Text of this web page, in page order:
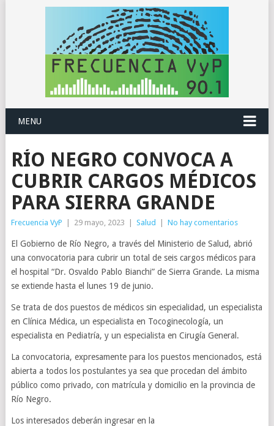
MENU
RÍO NEGRO CONVOCA A
CUBRIR CARGOS MÉDICOS
PARA SIERRA GRANDE
Frecuencia VyP 29 mayo, 2023 Salud No hay comentarios
El Gobierno de Río Negro, a través del Ministerio de Salud, abrió
una convocatoria para cubrir un total de seis cargos médicos para
el hospital “Dr. Osvaldo Pablo Bianchi” de Sierra Grande. La misma
se extiende hasta el lunes 19 de junio.
Se trata de dos puestos de médicos sin especialidad, un especialista
en Clínica Médica, un especialista en Tocoginecología, un
especialista en Pediatría, y un especialista en Cirugía General.
La convocatoria, expresamente para los puestos mencionados, está
abierta a todos los postulantes ya sea que procedan del ámbito
público como privado, con matrícula y domicilio en la provincia de
Río Negro.
Los interesados deberán ingresar en la